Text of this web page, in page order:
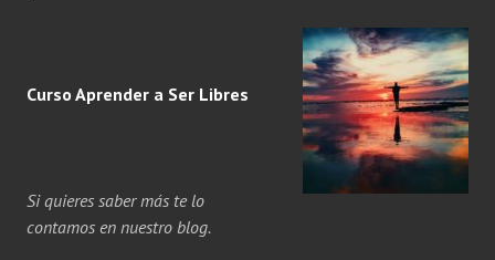
Curso Aprender a Ser Libres
Si quieres saber más te lo
contamos en nuestro blog.